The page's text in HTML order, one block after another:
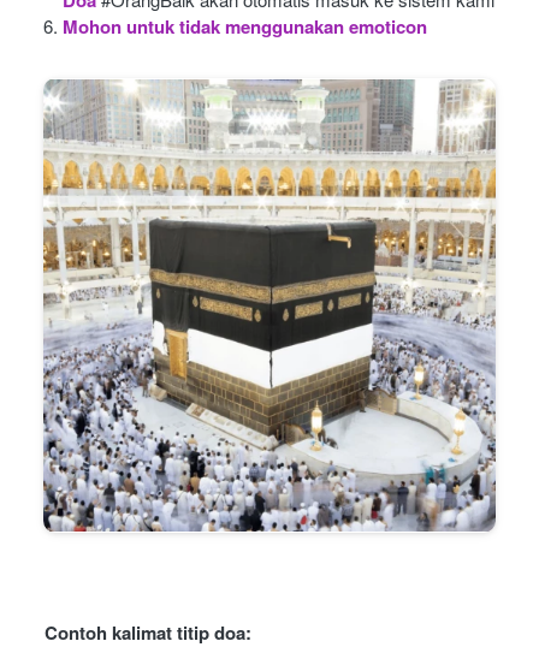
Mohon untuk tidak menggunakan emoticon
Contoh kalimat titip doa: